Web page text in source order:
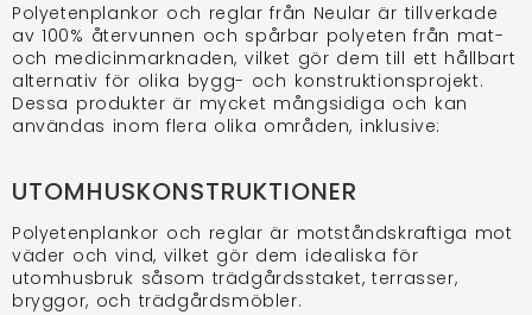
Polyetenplankor och reglar från Neular är tillverkade
av 100% återvunnen och spårbar polyeten från mat-
och medicinmarknaden, vilket gör dem till ett hållbart
alternativ för olika bygg- och konstruktionsprojekt.
Dessa produkter är mycket mångsidiga och kan
användas inom flera olika områden, inklusive:
UTOMHUSKONSTRUKTIONER
Polyetenplankor och reglar är motståndskraftiga mot
väder och vind, vilket gör dem idealiska för
utomhusbruk såsom trädgårdsstaket, terrasser,
bryggor, och trädgårdsmöbler.